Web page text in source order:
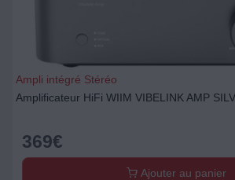
Ampli intégré Stéréo
Amplificateur HiFi WIIM VIBELINK AMP
369€
Ajouter au panier